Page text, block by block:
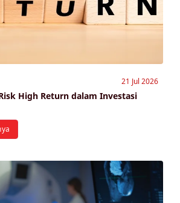
21 Jul 2026
High Return dalam Investasi